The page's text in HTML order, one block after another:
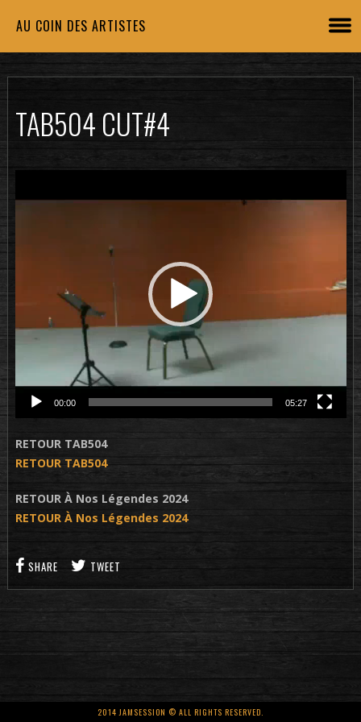
AU COIN DES ARTISTES
TAB504 CUT#4
vidéo
00:00 05:27
RETOUR TAB504
RETOUR TAB504
RETOUR À Nos Légendes 2024
RETOUR À Nos Légendes 2024
SHARE TWEET
2014 JAMSESSION © ALL RIGHTS RESERVED.